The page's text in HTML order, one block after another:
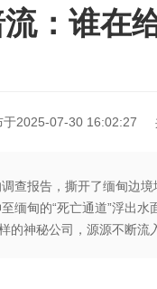
：谁在
于2025-07-30 16:02:27
查报告，撕开了缅甸边
缅甸的“死亡通道”浮出
样的神秘公司，源源不断